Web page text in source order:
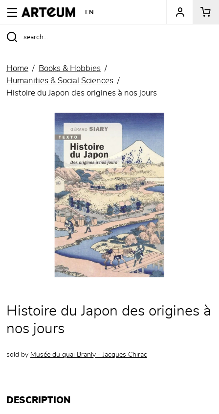
ARTEUM, the reference for museum shops
EN
Home
Books & Hobbies
Humanities & Social Sciences
Histoire du Japon des origines à nos jours
Histoire du Japon des origines à
nos jours
sold by Musée du quai Branly - Jacques Chirac
DESCRIPTION